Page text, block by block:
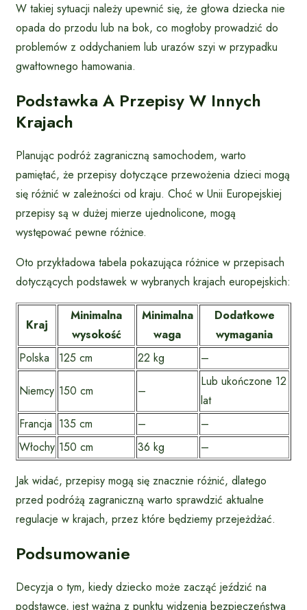
W takiej sytuacji należy upewnić się, że głowa dziecka nie
opada do przodu lub na bok, co mogłoby prowadzić do
problemów z oddychaniem lub urazów szyi w przypadku
gwałtownego hamowania.
Podstawka A Przepisy W Innych
Krajach
Planując podróż zagraniczną samochodem, warto
pamiętać, że przepisy dotyczące przewożenia dzieci mogą
się różnić w zależności od kraju. Choć w Unii Europejskiej
przepisy są w dużej mierze ujednolicone, mogą
występować pewne różnice.
Oto przykładowa tabela pokazująca różnice w przepisach
dotyczących podstawek w wybranych krajach europejskich:
Kraj
Minimalna
wysokość
Minimalna
waga
Dodatkowe
wymagania
Polska
125 cm 22 kg –
Niemcy 150 cm –
Lub ukończone 12
lat
Francja 135 cm –
–
Włochy 150 cm 36 kg –
Jak widać, przepisy mogą się znacznie różnić, dlatego
przed podróżą zagraniczną warto sprawdzić aktualne
regulacje w krajach, przez które będziemy przejeżdżać.
Podsumowanie
Decyzja o tym, kiedy dziecko może zacząć jeździć na
podstawce, jest ważna z punktu widzenia bezpieczeństwa